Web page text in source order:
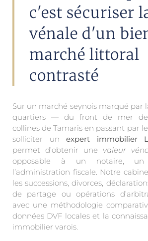
c'est sécuriser
vénale d'un
marché littoral
contrasté
Sur un marché seynois marqué par
quartiers — du front de mer
collines de Tamaris en passant par
solliciter un expert immobilier
permet d’obtenir une valeur
opposable à un notaire, un
l’administration fiscale. Notre
les successions, divorces,
de partage ou opérations
avec une méthodologie
données DVF locales et la
immobilier varois.